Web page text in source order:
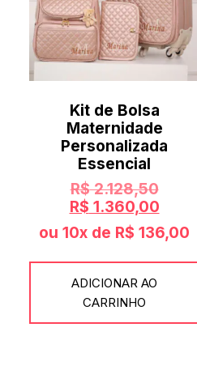
Kit de Bolsa
Maternidade
Personalizada
Essencial
R$2.128,50
R$ 1.360,00
ou 10x de R$ 136,00
ADICIONAR AO
CARRINHO